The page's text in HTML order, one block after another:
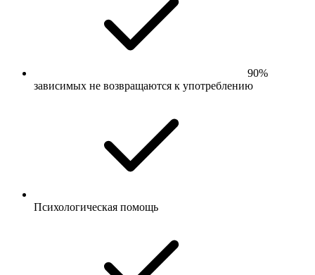
90%
зависимых не возвращаются к употреблению
Психологическая помощь